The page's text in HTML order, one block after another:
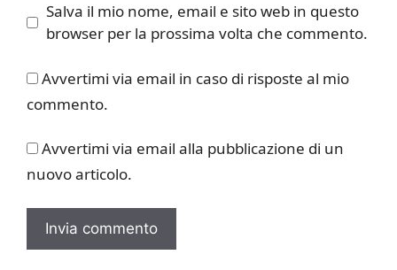
Salva il mio nome, email e sito web in questo
browser per la prossima volta che commento.
Avvertimi via email in caso di risposte al mio
commento.
Avvertimi via email alla pubblicazione di un
nuovo articolo.